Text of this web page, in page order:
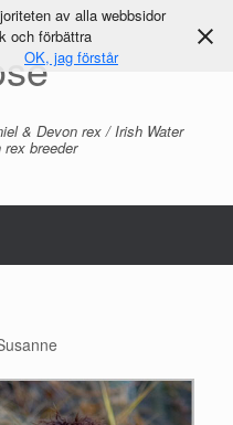
& Devon rex / Irish Water
breeder
av alla webbsidor
och förbättra
OK, jag förstår